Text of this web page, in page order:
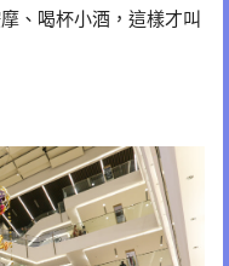
、喝杯小酒，這樣才叫